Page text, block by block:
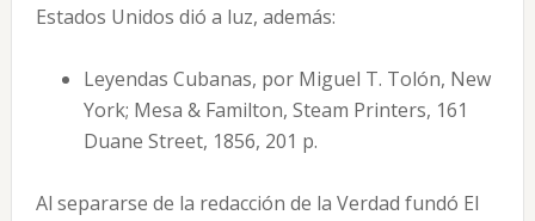
Estados Unidos dió a luz, además:
Leyendas Cubanas, por Miguel T. Tolón, New
York; Mesa & Familton, Steam Printers, 161
Duane Street, 1856, 201 p.
Al separarse de la redacción de la Verdad fundó El